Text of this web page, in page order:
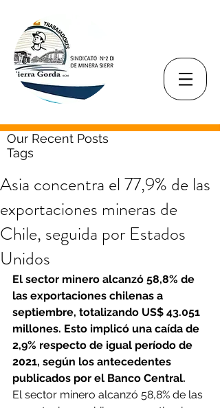
Our Recent Posts
Tags
Asia concentra el 77,9% de las
exportaciones mineras de
Chile, seguida por Estados
Unidos
El sector minero alcanzó 58,8% de
las exportaciones chilenas a
septiembre, totalizando US$ 43.051
millones. Esto implicó una caída de
2,9% respecto de igual período de
2021, según los antecedentes
publicados por el Banco Central.
El sector minero alcanzó 58,8% de las